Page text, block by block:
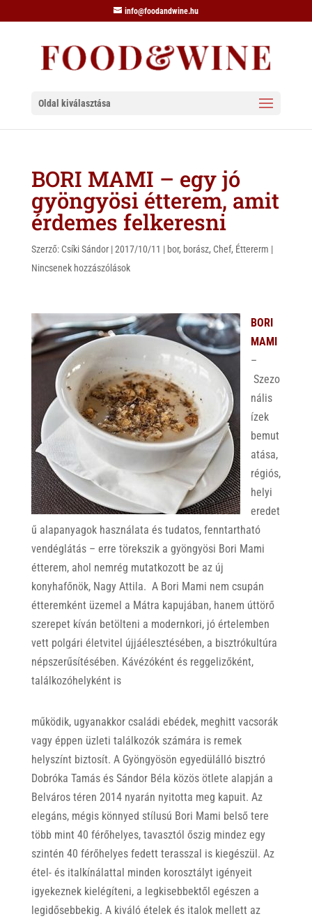
info@foodandwine.hu
Oldal kiválasztása
BORI MAMI – egy jó
gyöngyösi étterem, amit
érdemes felkeresni
Szerző: Csíki Sándor|2017/10/11 | bor, borász, Chef, Éttererm |
Nincsenek hozzászólások
BORI
MAMI
–
Szezo
nális
ízek
bemut
atása,
régiós,
helyi
eredet
ű alapanyagok használata és tudatos, fenntartható
vendéglátás – erre törekszik a gyöngyösi Bori Mami
étterem, ahol nemrég mutatkozott be az új
konyhafőnök, Nagy Attila. A Bori Mami nem csupán
étteremként üzemel a Mátra kapujában, hanem úttörő
szerepet kíván betölteni a modernkori, jó értelemben
vett polgári életvitel újjáélesztésében, a bisztrókultúra
népszerűsítésében. Kávézóként és reggelizőként,
találkozóhelyként is
működik, ugyanakkor családi ebédek, meghitt vacsorák
vagy éppen üzleti találkozók számára is remek
helyszínt biztosít. A Gyöngyösön egyedülálló bisztró
Dobróka Tamás és Sándor Béla közös ötlete alapján a
Belváros téren 2014 nyarán nyitotta meg kapuit. Az
elegáns, mégis könnyed stílusú Bori Mami belső tere
több mint 40 férőhelyes, tavasztól őszig mindez egy
szintén 40 férőhelyes fedett terasszal is kiegészül. Az
étel- és italkínálattal minden korosztályt igényeit
igyekeznek kielégíteni, a legkisebbektől egészen a
legidősebbekig. A kiváló ételek és italok mellett az